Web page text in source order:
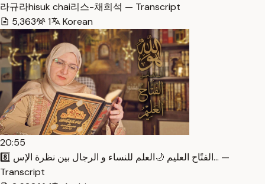
라규라hisuk chai리스-채희석 — Transcript
5,363
1 Korean
20:55
8️⃣ الفتًاح العليم 🌙العلم للنساء و الرجال بين نظرة الإس… —
Transcript